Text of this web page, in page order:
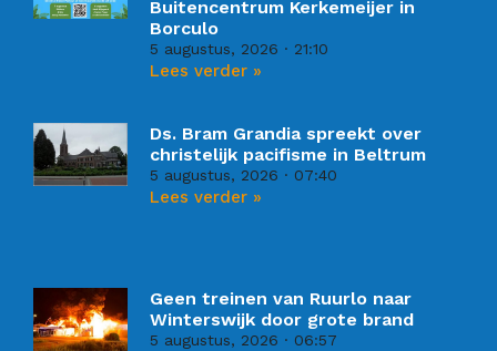
Buitencentrum Kerkemeijer in
Borculo
5 augustus, 2026 21:10
Lees verder »
Ds. Bram Grandia spreekt over
christelijk pacifisme in Beltrum
5 augustus, 2026 07:40
Lees verder »
Geen treinen van Ruurlo naar
Winterswijk door grote brand
5 augustus, 2026 06:57